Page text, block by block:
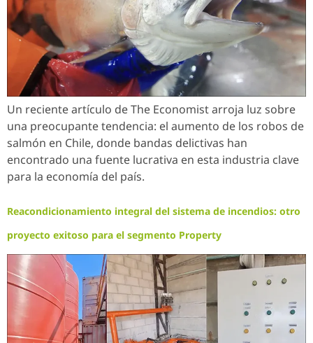
Un reciente artículo de The Economist arroja luz sobre
una preocupante tendencia: el aumento de los robos de
salmón en Chile, donde bandas delictivas han
encontrado una fuente lucrativa en esta industria clave
para la economía del país.
Reacondicionamiento integral del sistema de incendios: otro
proyecto exitoso para el segmento Property